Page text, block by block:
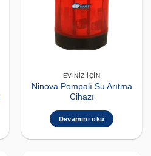
EVINIZ İÇIN
Ninova Pompalı Su Arıtma
Cihazı
Devamını oku